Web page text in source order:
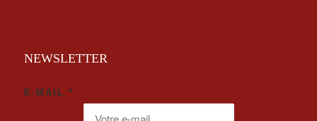
NEWSLETTER
E-MAIL*